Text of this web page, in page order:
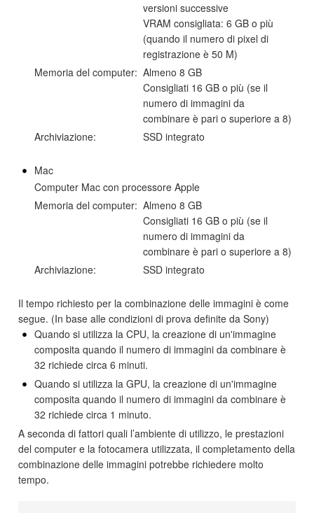
versioni successive
VRAM consigliata: 6 GB o più
(quando il numero di pixel di
registrazione è 50 M)
Memoria del computer: Almeno 8 GB
Consigliati 16 GB o più (se il
numero di immagini da
combinare è pari o superiore a 8)
Archiviazione:
SSD integrato
Mac
Computer Mac con processore Apple
Memoria del computer: Almeno 8 GB
Consigliati 16 GB o più (se il
numero di immagini da
combinare è pari o superiore a 8)
Archiviazione:
SSD integrato
Il tempo richiesto per la combinazione delle immagini è come
segue. (In base alle condizioni di prova definite da Sony)
Quando si utilizza la CPU, la creazione di un'immagine
composita quando il numero di immagini da combinare è
32 richiede circa 6 minuti.
Quando si utilizza la GPU, la creazione di un'immagine
composita quando il numero di immagini da combinare è
32 richiede circa 1 minuto.
A seconda di fattori quali l’ambiente di utilizzo, le prestazioni
del computer e la fotocamera utilizzata, il completamento della
combinazione delle immagini potrebbe richiedere molto
tempo.